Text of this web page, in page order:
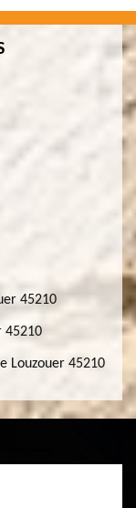
45210
45210
Louzouer 45210